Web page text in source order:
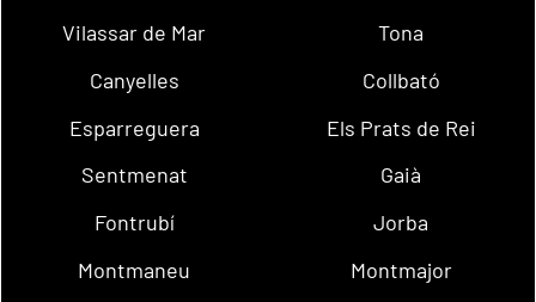
Vilassar de Mar
Tona
Canyelles
Collbató
Esparreguera
Els Prats de Rei
Sentmenat
Gaià
Fontrubí
Jorba
Montmaneu
Montmajor